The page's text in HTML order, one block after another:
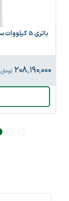
باتری 5 کیلووات ساعت Deye
۲۰۸٬۱۹۰٬۰۰۰ تومان